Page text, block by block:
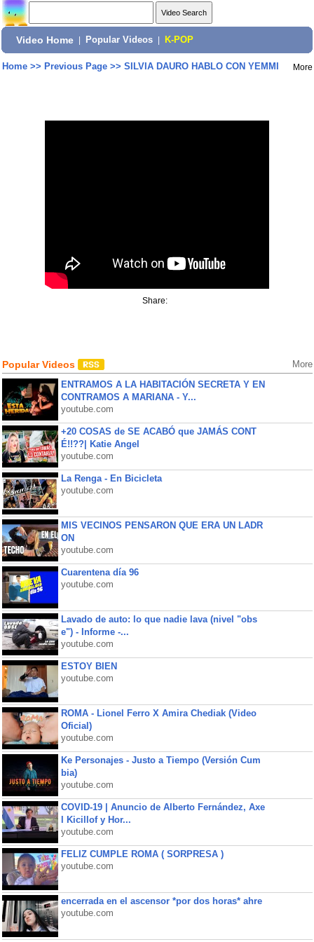
Video Home Popular Videos K-POP
Home>> Previous Page>> SILVIA DAURO HABLO CON YEMMI More
Share:
Popular Videos More
ENTRAMOS A LA HABITACIÓN SECRETA Y EN
CONTRAMOS A MARIANA - Y...
youtube.com
+20 COSAS de SE ACABÓ que JAMÁS CONT
É!!??| Katie Angel
youtube.com
La Renga - En Bicicleta
youtube.com
MIS VECINOS PENSARON QUE ERA UN LADR
ON
youtube.com
Cuarentena día 96
youtube.com
Lavado de auto: lo que nadie lava (nivel "obs
e") - Informe -...
youtube.com
ESTOY BIEN
youtube.com
ROMA - Lionel Ferro X Amira Chediak (Video
Oficial)
youtube.com
Ke Personajes - Justo a Tiempo (Versión Cum
bia)
youtube.com
COVID-19 | Anuncio de Alberto Fernández, Axe
l Kicillof y Hor...
youtube.com
FELIZ CUMPLE ROMA ( SORPRESA )
youtube.com
encerrada en el ascensor *por dos horas* ahre
youtube.com